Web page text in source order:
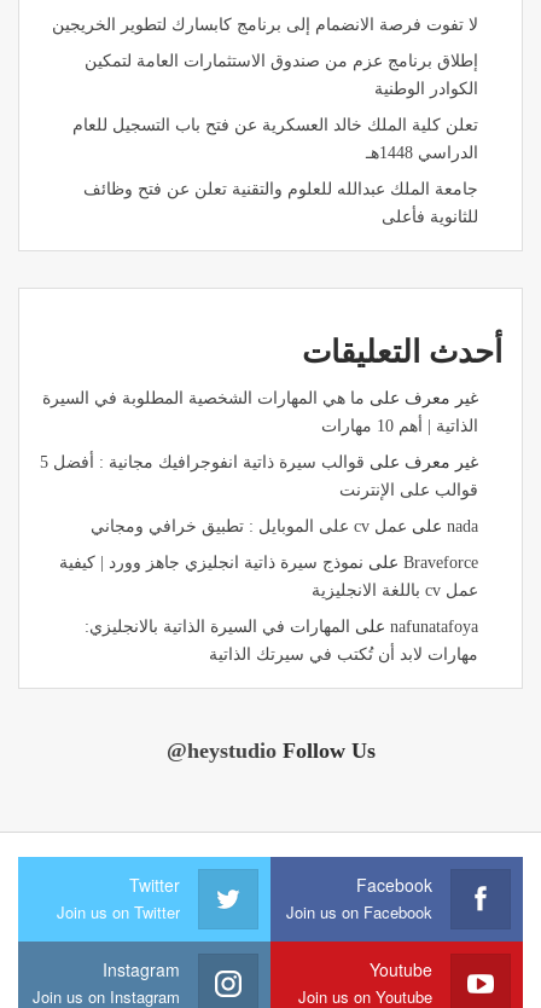
لا تفوت فرصة الانضمام إلى برنامج كابسارك لتطوير الخريجين
إطلاق برنامج عزم من صندوق الاستثمارات العامة لتمكين
الكوادر الوطنية
تعلن كلية الملك خالد العسكرية عن فتح باب التسجيل للعام
الدراسي 1448هـ
جامعة الملك عبدالله للعلوم والتقنية تعلن عن فتح وظائف
للثانوية فأعلى
أحدث التعليقات
غير معرف على ما هي المهارات الشخصية المطلوبة في السيرة
الذاتية | أهم 10 مهارات
غير معرف على
قوالب سيرة ذاتية انفوجرافيك مجانية : أفضل 5
قوالب على الإنترنت
nada على عمل cv على الموبايل : تطبيق خرافي ومجاني
Braveforce على نموذج سيرة ذاتية انجليزي جاهز وورد | كيفية
عمل cv باللغة الانجليزية
nafunatafoya على
المهارات في السيرة الذاتية بالانجليزي:
مهارات لابد أن تُكتب في سيرتك الذاتية
Follow Us
@heystudio
Facebook
Join us on Facebook
Twitter
Join us on Twitter
Youtube
Join us on Youtube
Instagram
Join us on Instagram